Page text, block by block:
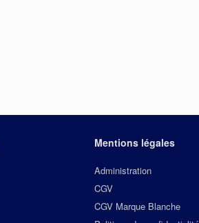
Mentions légales
Administration
CGV
CGV Marque Blanche